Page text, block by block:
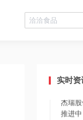
实时资
16:25
杰瑞
推进中